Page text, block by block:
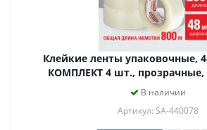
Клейкие ленты упаковочные,
КОМПЛЕКТ 4 шт.,
микрон, BRAUBERG,
В наличии
Артикул: SA-440078